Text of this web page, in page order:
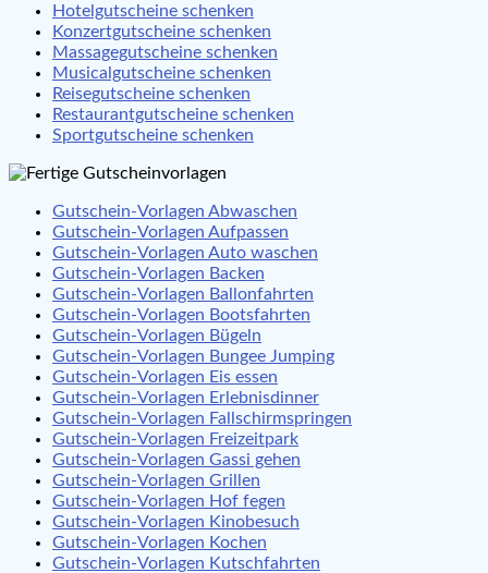
Hotelgutscheine schenken
Konzertgutscheine schenken
Massagegutscheine schenken
Musicalgutscheine schenken
Reisegutscheine schenken
Restaurantgutscheine schenken
Sportgutscheine schenken
Gutschein-Vorlagen Abwaschen
Gutschein-Vorlagen Aufpassen
Gutschein-Vorlagen Auto waschen
Gutschein-Vorlagen Backen
Gutschein-Vorlagen Ballonfahrten
Gutschein-Vorlagen Bootsfahrten
Gutschein-Vorlagen Bügeln
Gutschein-Vorlagen Bungee Jumping
Gutschein-Vorlagen Eis essen
Gutschein-Vorlagen Erlebnisdinner
Gutschein-Vorlagen Fallschirmspringen
Gutschein-Vorlagen Freizeitpark
Gutschein-Vorlagen Gassi gehen
Gutschein-Vorlagen Grillen
Gutschein-Vorlagen Hof fegen
Gutschein-Vorlagen Kinobesuch
Gutschein-Vorlagen Kochen
Gutschein-Vorlagen Kutschfahrten